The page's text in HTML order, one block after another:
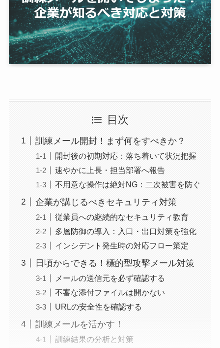
目次
訓練メール開封！まず何をすべきか？
開封後の初期対応：落ち着いて状況把握
速やかに上長・担当部署へ報告
不用意な操作は絶対NG：二次被害を防ぐ
企業が講じるべきセキュリティ対策
従業員への継続的なセキュリティ教育
多層防御の導入：入口・出口対策を強化
インシデント発生時の対応フロー策定
日頃からできる！標的型攻撃メール対策
メールの送信元を必ず確認する
不審な添付ファイルは開かない
URLの安全性を確認する
訓練メールを活かす！
訓練結果の分析と対策